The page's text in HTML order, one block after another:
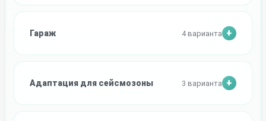
Гараж 4 варианта
Адаптация для сейсмозоны 3 варианта